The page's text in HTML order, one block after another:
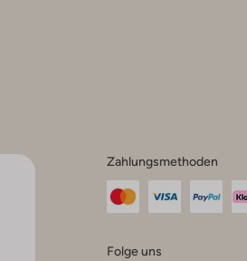
Zahlungsmethoden
Folge uns